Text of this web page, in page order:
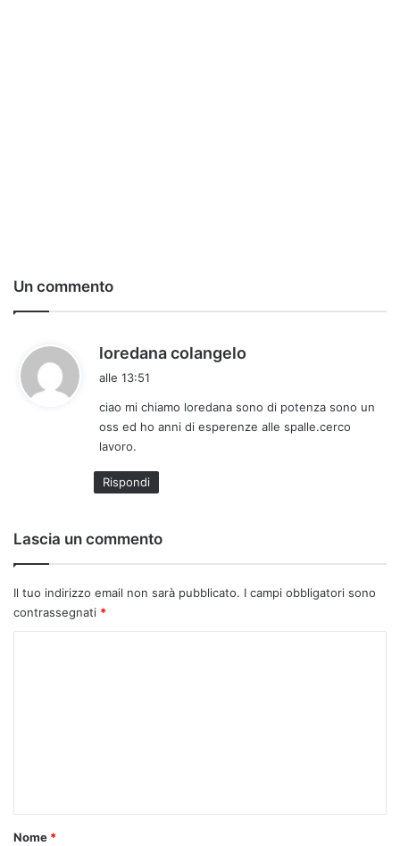
Un commento
loredana colangelo
e
t
alle 13:51
ciao mi chiamo loredana sono di potenza sono un
oss ed ho anni di esperenze alle spalle.cerco
lavoro.
Rispondi
Lascia un commento
Il tuo indirizzo email non sarà pubblicato. I campi obbligatori sono
contrassegnati *
o
Nome *